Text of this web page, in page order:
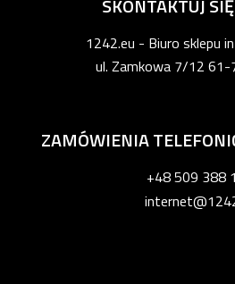
1242.eu - Biuro sklepu
ul. Zamkowa 7/12 61-
ZAMÓWIENIA
+48 509 388